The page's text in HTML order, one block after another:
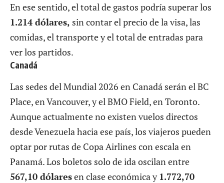
En ese sentido, el total de gastos podría superar los
1.214 dólares, sin contar el precio de la visa, las
comidas, el transporte y el total de entradas para
ver los partidos.
Canadá
Las sedes del Mundial 2026 en Canadá serán el BC
Place, en Vancouver, y el BMO Field, en Toronto.
Aunque actualmente no existen vuelos directos
desde Venezuela hacia ese país, los viajeros pueden
optar por rutas de Copa Airlines con escala en
Panamá. Los boletos solo de ida oscilan entre
567,10 dólaresen clase económica y 1.772,70